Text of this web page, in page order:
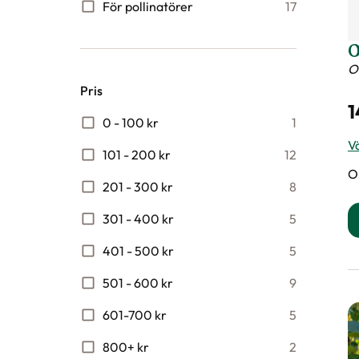
För pollinatörer 17
Pris
0 - 100 kr
1
101 - 200 kr
12
201 - 300 kr
8
301 - 400 kr
5
401 - 500 kr
5
501 - 600 kr
9
601-700 kr
5
800+ kr
2